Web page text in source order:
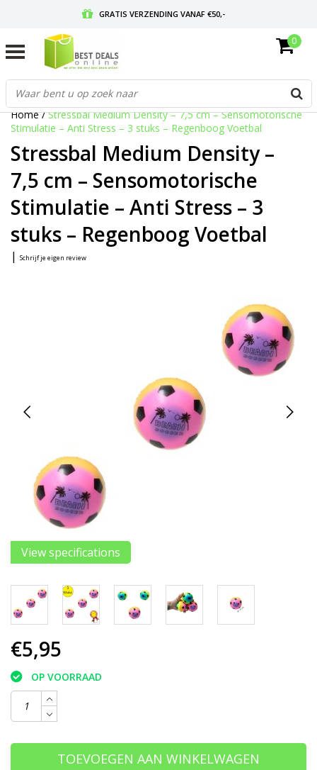
GRATIS VERZENDING VANAF €50,-
GRATIS RETOURNEREN EN 30 DAGEN BEDENKTIJD
0
Home/Stressbal Medium Density – 7,5 cm – Sensomotorische
Stimulatie – Anti Stress – 3 stuks – Regenboog Voetbal
Stressbal Medium Density –
7,5 cm – Sensomotorische
Stimulatie – Anti Stress – 3
stuks – Regenboog Voetbal
| Schrijf je eigen review
View specifications
€5,95
OP VOORRAAD
TOEVOEGEN AAN WINKELWAGEN